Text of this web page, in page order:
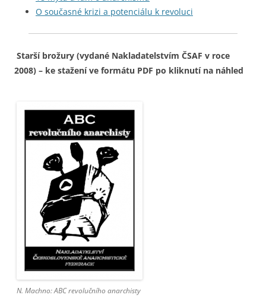
O současné krizi a potenciálu k revoluci
Starší brožury (vydané Nakladatelstvím ČSAF v roce
2008) – ke stažení ve formátu PDF po kliknutí na náhled
N. Machno: ABC revolučního anarchisty